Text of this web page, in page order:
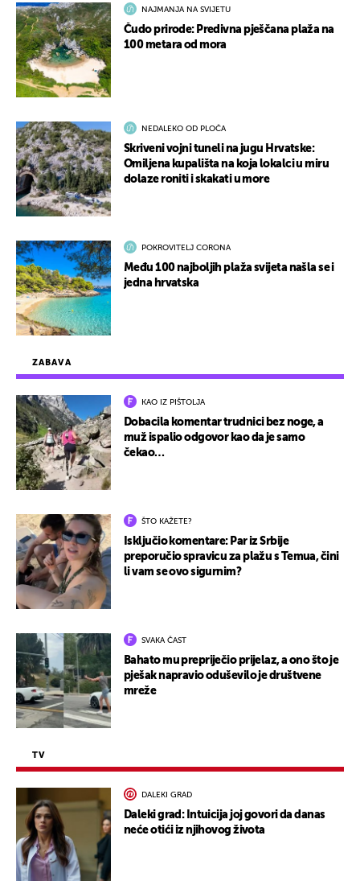
ZABAVA
KAO IZ PIŠTOLJA
Dobacila komentar trudnici bez noge, a
muž ispalio odgovor kao da je samo
čekao…
ŠTO KAŽETE?
Isključio komentare: Par iz Srbije
preporučio spravicu za plažu s Temua, čini
li vam se ovo sigurnim?
SVAKA ČAST
Bahato mu prepriječio prijelaz, a ono što je
pješak napravio oduševilo je društvene
mreže
TV
DALEKI GRAD
Daleki grad: Intuicija joj govori da danas
neće otići iz njihovog života
NAJMANJA NA SVIJETU
Čudo prirode: Predivna pješčana plaža na
100 metara od mora
NEDALEKO OD PLOČA
Skriveni vojni tuneli na jugu Hrvatske:
Omiljena kupališta na koja lokalci u miru
dolaze roniti i skakati u more
POKROVITELJ CORONA
Među 100 najboljih plaža svijeta našla se i
jedna hrvatska